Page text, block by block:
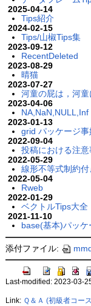
2025-04-14
Tips紹介
2024-02-15
Tips/山椒Tips集
2023-09-12
RecentDeleted
2023-08-29
晴猫
2023-07-27
河童の屁は，河童
2023-04-06
NA,NaN,NULL,Inf
2023-01-13
grid パッケージ事
2022-09-04
投稿における注意
2022-05-29
線形不等式制約
2022-05-04
Rweb
2022-01-29
ベクトルTips大全
2021-11-10
base(基本)パッ
添付ファイル:
Last-modified: 2023-03-
Link: Ｑ＆Ａ (初級者コー